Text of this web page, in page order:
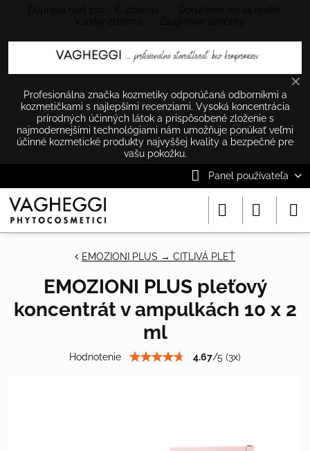
✕
Profesionálna značka kozmetiky odporúčaná odborníkmi a
kozmetičkami s najlepšími recenziami. Vysoká koncentrácia
prírodných účinných látok a prispôsobené zloženie s
najmodernejšími technológiami nám umožňuje ponúkať veľmi
účinné kozmetické produkty najvyššej kvality a bezpečné pre
vašu pokožku.
Panel používateľa
EMOZIONI PLUS → CITLIVÁ PLEŤ
EMOZIONI PLUS pleťový
koncentrát v ampulkách 10 x 2
ml
Hodnotenie 4.67/5 (3x)